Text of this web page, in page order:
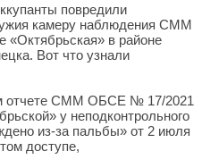
повредили
камеру наблюдения СММ
в районе
Вот что узнали
отчете СММ ОБСЕ № 17/2021
у неподконтрольного
из-за пальбы» от 2 июля
доступе,